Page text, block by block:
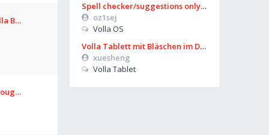
Spell checker/suggestions only works in some settings
oz1sej
Volla OS
Volla Tablett mit Bläschen im Display?
xuesheng
Volla Tablet
B…